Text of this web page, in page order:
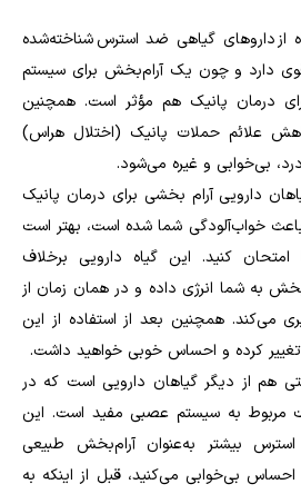
از داروهای گیاهی ضد استرس شناخته‌شده
دارد و چون یک آرام‌بخش برای سیستم
درمان پانیک هم مؤثر است. همچنین
علائم حملات پانیک (اختلال هراس)
بی‌خوابی و غیره می‌شود.
دارویی آرام بخشی برای درمان پانیک
باعث خواب‌آلودگی شما شده است، بهتر است
امتحان کنید. این گیاه دارویی برخلاف
به شما انرژی داده و در همان زمان از
می‌کند. همچنین بعد از استفاده از این
کرده و احساس خوبی خواهید داشت.
هم از دیگر گیاهان دارویی است که در
مربوط به سیستم عصبی مفید است. این
بیشتر به‌عنوان آرام‌بخش طبیعی
بی‌خوابی می‌کنید، قبل از اینکه به